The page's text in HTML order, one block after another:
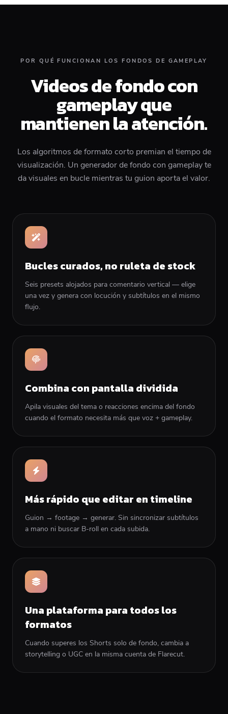
POR QUÉ FUNCIONAN LOS FONDOS DE GAMEPLAY
Videos de fondo con
gameplay que
mantienen la atención.
Los algoritmos de formato corto premian el tiempo de
visualización. Un generador de fondo con gameplay te
da visuales en bucle mientras tu guion aporta el valor.
Bucles curados, no ruleta de stock
Seis presets alojados para comentario vertical — elige
una vez y genera con locución y subtítulos en el mismo
flujo.
Combina con pantalla dividida
Apila visuales del tema o reacciones encima del fondo
cuando el formato necesita más que voz + gameplay.
Más rápido que editar en timeline
Guion → footage → generar. Sin sincronizar subtítulos
a mano ni buscar B-roll en cada subida.
Una plataforma para todos los
formatos
Cuando superes los Shorts solo de fondo, cambia a
storytelling o UGC en la misma cuenta de Flarecut.